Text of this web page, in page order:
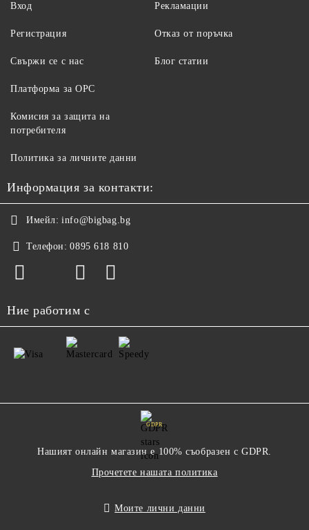
Вход
Регистрация
Свържи се с нас
Рекламации
Отказ от поръчка
Блог статии
Платформа за ОРС
Комисия за защита на
потребителя
Политика за личните данни
Информация за контакти:
Имейл: info@bigbag.bg
Телефон: 0895 618 810
Ние работим с
GDPR
Нашият онлайн магазин е 100% съобразен с GDPR.
Прочетете нашата политика
Моите лични данни